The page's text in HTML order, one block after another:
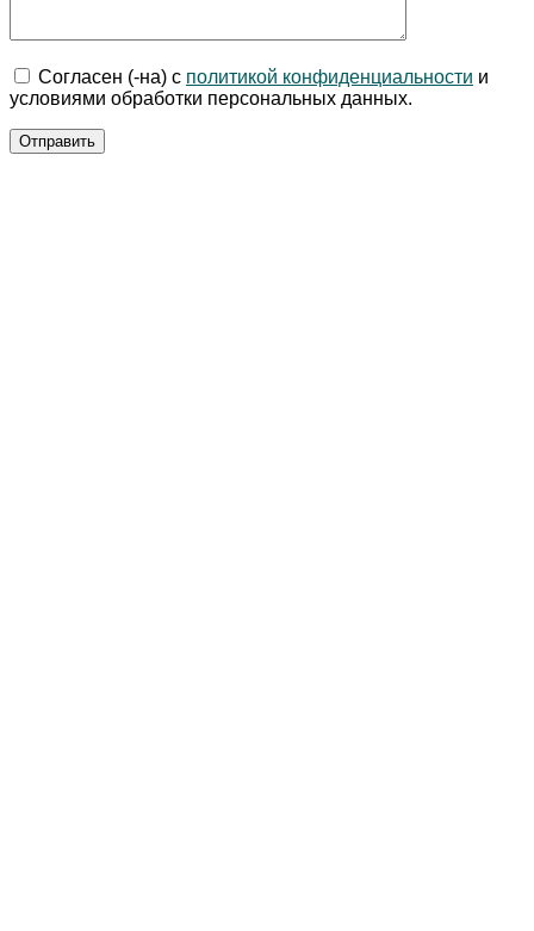
Согласен (-на) с политикой конфиденциальности и
условиями обработки персональных данных.